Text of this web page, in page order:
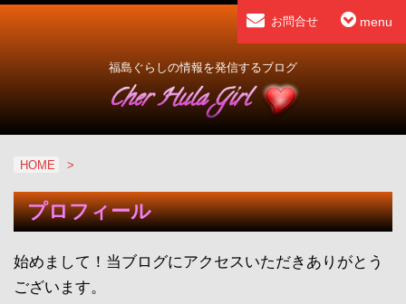
menu
お問合せ
福島ぐらしの情報を発信するブログ
HOME >
プロフィール
始めまして！当ブログにアクセスいただきありがとう
ございます。